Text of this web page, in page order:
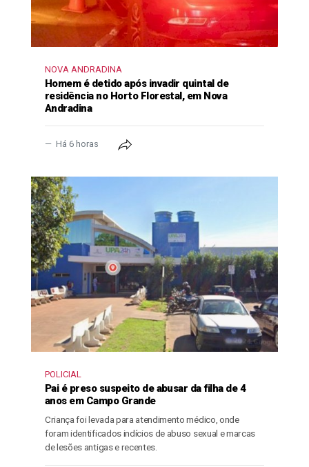
NOVA ANDRADINA
Homem é detido após invadir quintal de
residência no Horto Florestal, em Nova
Andradina
Há 6 horas
POLICIAL
Pai é preso suspeito de abusar da filha de 4
anos em Campo Grande
Criança foi levada para atendimento médico, onde
foram identificados indícios de abuso sexual e marcas
de lesões antigas e recentes.